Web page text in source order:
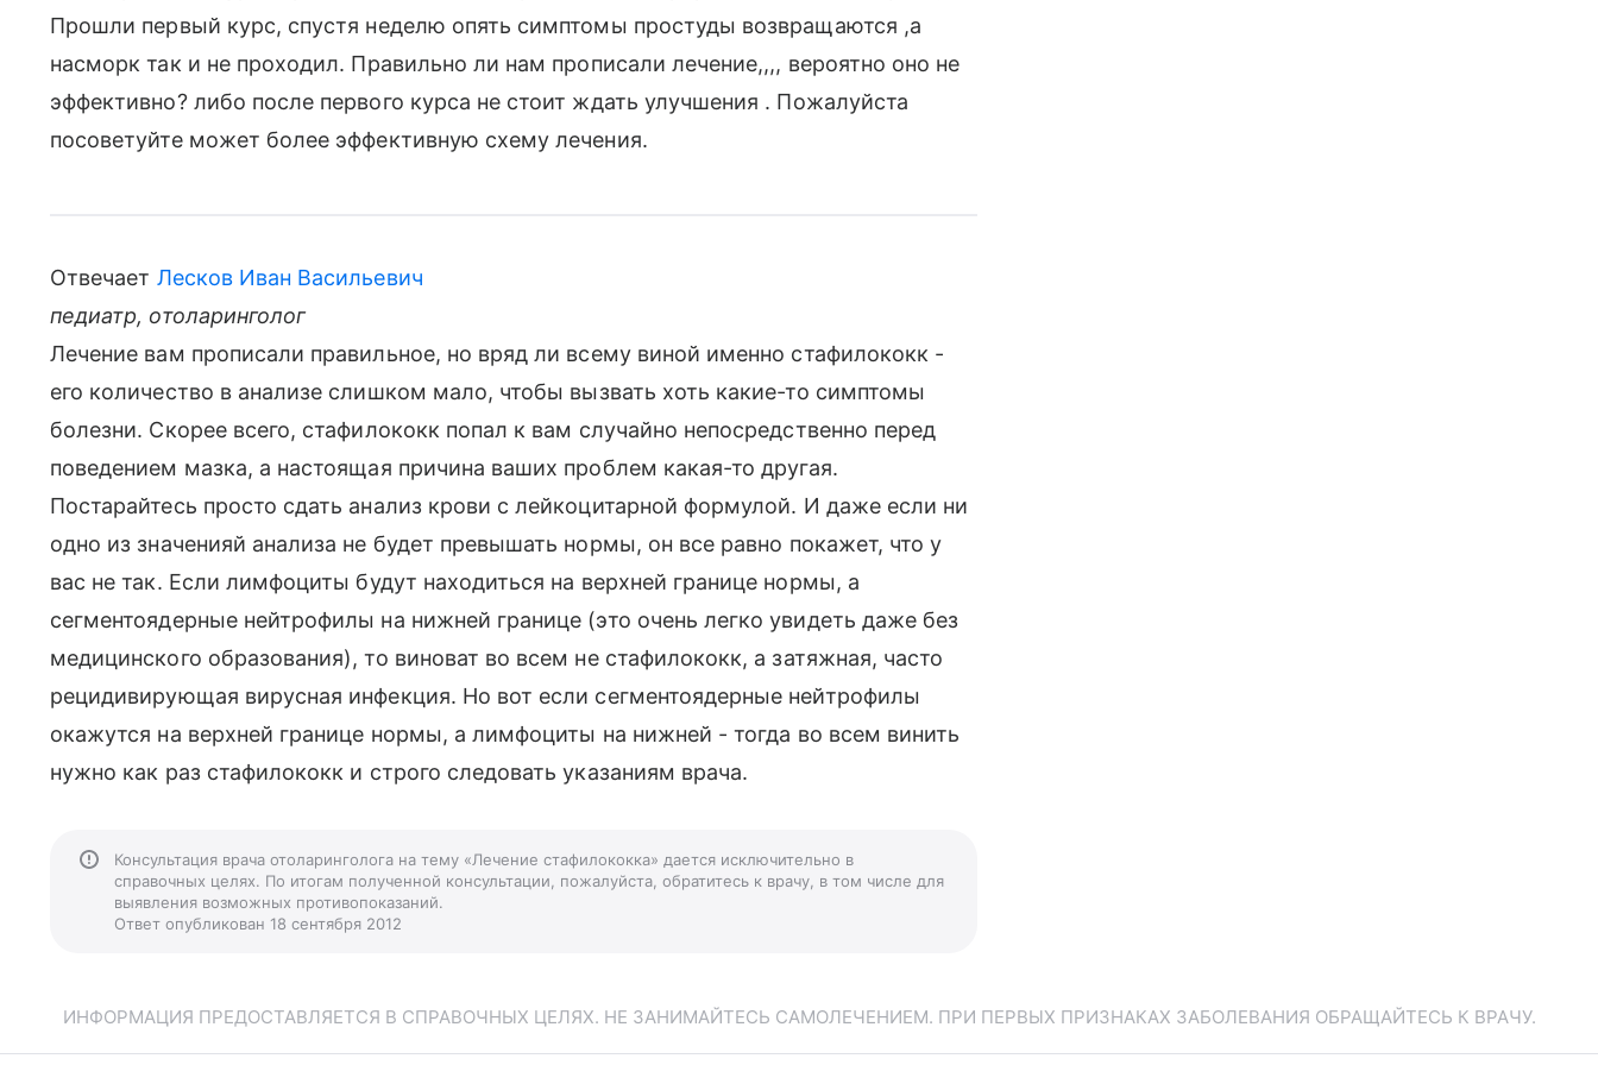
Прошли первый курс, спустя неделю опять симптомы простуды возвращаются ,а
насморк так и не проходил. Правильно ли нам прописали лечение,,,, вероятно оно не
эффективно? либо после первого курса не стоит ждать улучшения . Пожалуйста
посоветуйте может более эффективную схему лечения.
Отвечает Лесков Иван Васильевич
педиатр, отоларинголог
Лечение вам прописали правильное, но вряд ли всему виной именно стафилококк -
его количество в анализе слишком мало, чтобы вызвать хоть какие-то симптомы
болезни. Скорее всего, стафилококк попал к вам случайно непосредственно перед
поведением мазка, а настоящая причина ваших проблем какая-то другая.
Постарайтесь просто сдать анализ крови с лейкоцитарной формулой. И даже если ни
одно из значенияй анализа не будет превышать нормы, он все равно покажет, что у
вас не так. Если лимфоциты будут находиться на верхней границе нормы, а
сегментоядерные нейтрофилы на нижней границе (это очень легко увидеть даже без
медицинского образования), то виноват во всем не стафилококк, а затяжная, часто
рецидивирующая вирусная инфекция. Но вот если сегментоядерные нейтрофилы
окажутся на верхней границе нормы, а лимфоциты на нижней - тогда во всем винить
нужно как раз стафилококк и строго следовать указаниям врача.
Консультация врача отоларинголога на тему «Лечение стафилококка» дается исключительно в
справочных целях. По итогам полученной консультации, пожалуйста, обратитесь к врачу, в том числе для
выявления возможных противопоказаний.
Ответ опубликован 18 сентября 2012
ИНФОРМАЦИЯ ПРЕДОСТАВЛЯЕТСЯ В СПРАВОЧНЫХ ЦЕЛЯХ. НЕ ЗАНИМАЙТЕСЬ САМОЛЕЧЕНИЕМ. ПРИ ПЕРВЫХ ПРИЗНАКАХ ЗАБОЛЕВАНИЯ ОБРАЩАЙТЕСЬ К ВРАЧУ.